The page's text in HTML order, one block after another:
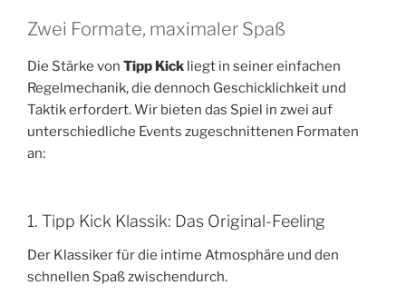
Zwei Formate, maximaler Spaß
Die Stärke von Tipp Kick liegt in seiner einfachen
Regelmechanik, die dennoch Geschicklichkeit und
Taktik erfordert. Wir bieten das Spiel in zwei auf
unterschiedliche Events zugeschnittenen Formaten
an:
1. Tipp Kick Klassik: Das Original-Feeling
Der Klassiker für die intime Atmosphäre und den
schnellen Spaß zwischendurch.